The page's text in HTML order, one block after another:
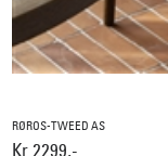
RØROS-TWEED AS
Kr 2299,-